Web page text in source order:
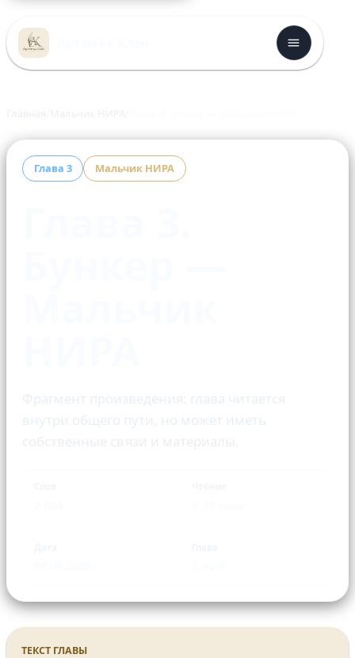
к
содержимому
Глава 3 Мальчик НИРА
ТЕКСТ ГЛАВЫ